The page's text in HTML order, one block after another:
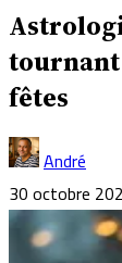
tournant
fêtes
André
30 octobre